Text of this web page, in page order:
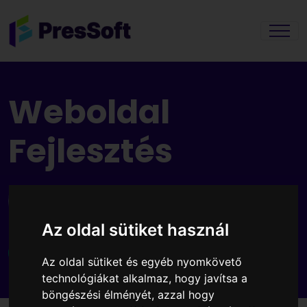
Az oldal sütiket használ
Az oldal sütiket és egyéb nyomkövető
technológiákat alkalmaz, hogy javítsa a
böngészési élményét, azzal hogy
Weboldal
Fejlesztés